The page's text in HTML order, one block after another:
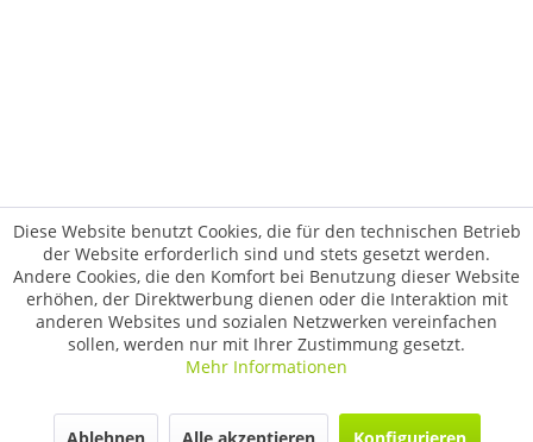
Diese Website benutzt Cookies, die für den technischen Betrieb
der Website erforderlich sind und stets gesetzt werden.
Andere Cookies, die den Komfort bei Benutzung dieser Website
erhöhen, der Direktwerbung dienen oder die Interaktion mit
anderen Websites und sozialen Netzwerken vereinfachen
sollen, werden nur mit Ihrer Zustimmung gesetzt.
Mehr Informationen